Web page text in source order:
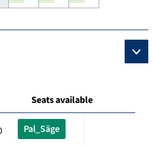
Seats available
Pal_Säge